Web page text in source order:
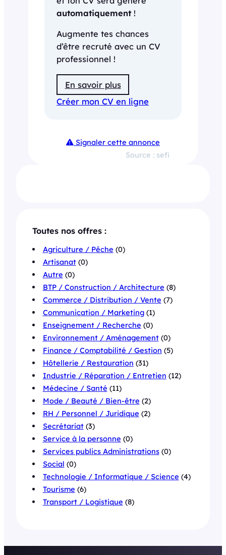
automatiquement!
Augmente tes chances
d’être recruté avec un CV
professionnel !
En savoir plus
Créer mon CV en ligne
Signaler cette annonce
Source : sefi
Toutes nos offres :
Agriculture / Pêche (0)
Artisanat(0)
Autre (0)
BTP / Construction / Architecture (8)
Commerce / Distribution / Vente (7)
Communication / Marketing(1)
Enseignement / Recherche (0)
Environnement / Aménagement(0)
Finance / Comptabilité / Gestion (5)
Hôtellerie / Restauration (31)
Industrie / Réparation / Entretien (12)
Médecine / Santé (11)
Mode / Beauté / Bien-être (2)
RH / Personnel / Juridique (2)
Secrétariat(3)
Service à la personne (0)
Services publics Administrations(0)
Social (0)
Technologie / Informatique / Science (4)
Tourisme (6)
Transport / Logistique (8)